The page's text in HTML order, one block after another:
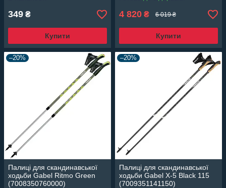
349 ₴
Купити
4 820 ₴ 6 019 ₴
Купити
–20%
Палиці для скандинавської
ходьби Gabel Ritmo Green
(7008350760000)
–20%
Палиці для скандинавської
ходьби Gabel X-5 Black 115
(7009351141150)